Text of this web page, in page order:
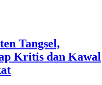
Tangsel,
Kritis dan Kawal